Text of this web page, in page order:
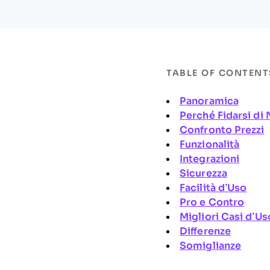
TABLE OF
Panoramica
Perché Fidarsi di
Confronto Prezzi
Funzionalità
Integrazioni
Sicurezza
Facilità d’Uso
Pro e Contro
Migliori Casi
Differenze
Somiglianze